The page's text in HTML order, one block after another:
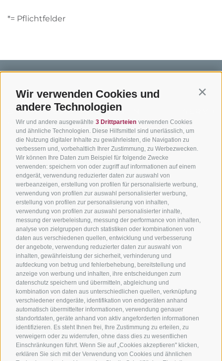
Wir verwenden Cookies und
andere Technologien
Wir und andere ausgewählte 3 Drittparteien verwenden Cookies
und ähnliche Technologien. Diese Hilfsmittel sind unerlässlich, um
die Nutzung digitaler Inhalte zu gewährleisten, die Navigation zu
verbessern und, vorbehaltlich Ihrer Zustimmung, zu Werbezwecken.
Wir können Ihre Daten zum Beispiel für folgende Zwecke
verwenden: speichern von oder zugriff auf informationen auf einem
endgerät, verwendung reduzierter daten zur auswahl von
werbeanzeigen, erstellung von profilen für personalisierte werbung,
verwendung von profilen zur auswahl personalisierter werbung,
erstellung von profilen zur personalisierung von inhalten,
verwendung von profilen zur auswahl personalisierter inhalte,
messung der werbeleistung, messung der performance von inhalten,
analyse von zielgruppen durch statistiken oder kombinationen von
daten aus verschiedenen quellen, entwicklung und verbesserung
der angebote, verwendung reduzierter daten zur auswahl von
inhalten, gewährleistung der sicherheit, verhinderung und
aufdeckung von betrug und fehlerbehebung, bereitstellung und
anzeige von werbung und inhalten, ihre entscheidungen zum
datenschutz speichern und übermitteln, abgleichung und
kombination von daten aus unterschiedlichen quellen, verknüpfung
verschiedener endgeräte, identifikation von endgeräten anhand
automatisch übermittelter informationen, verwendung genauer
standortdaten, geräte anhand von aktiv angeforderten informationen
identifizieren. Es steht Ihnen frei, Ihre Zustimmung zu erteilen, zu
verweigern oder zu widerrufen, ohne dass dies zu wesentlichen
Einschränkungen führt. Wenn Sie auf „Cookies akzeptieren" klicken,
erklären Sie sich mit der Verwendung von Cookies und ähnlichen
*= Pflichtfelder
BIKEHOTELS
SÜDTIROL
Hotels & Pakete
Urlaubspakete
Unsere Gutscheine
Hot Deals
Bike & Work
BIKEN IN
SÜDTIROL
Mountainbiken in
Südtirol
Rennradfahren in
Südtirol
Radwege in Südtirol
Bikeshops & Verleihe
Bike-Schulen
Tourenzentrale
Kontakt
Anreise
Zum
info@bikehotels.it
MELDE DICH ZU UNSEREM NEWSLETTER AN!